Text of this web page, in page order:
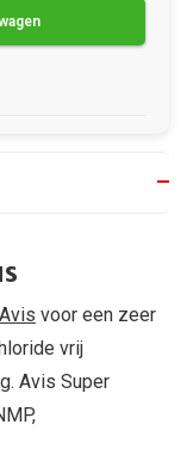
Avis voor een zeer
vrij
Avis Super